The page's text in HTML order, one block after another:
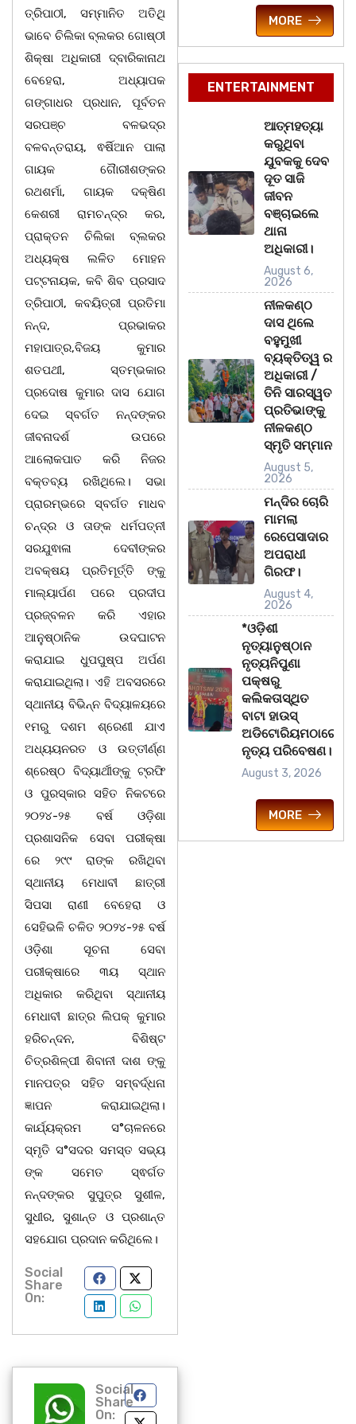
ତ୍ରିପାଠୀ, ସମ୍ମାନିତ ଅତିଥି
ଭାବେ ଚିଲିକା ବ୍ଲକର ଗୋଷ୍ଠୀ
ଶିକ୍ଷା ଅଧିକାରୀ ଦ୍ବାରିକାନାଥ
ବେହେରା, ଅଧ୍ୟାପକ
ଗଙ୍ଗାଧର ପ୍ରଧାନ, ପୂର୍ବତନ
ସରପଞ୍ଚ ବଳଭଦ୍ର
ବଳବନ୍ତରାୟ, ଵର୍ଷିଆନ ପାଲା
ଗାୟକ ଗୈାରୀଶଙ୍କର
ରଥଶର୍ମା, ଗାୟକ ଦକ୍ଷିଣ
କେଶରୀ ରାମଚନ୍ଦ୍ର କର,
ପ୍ରାକ୍ତନ ଚିଲିକା ବ୍ଲକର
ଅଧ୍ୟକ୍ଷ ଲଳିତ ମୋହନ
ପଟ୍ଟନାୟକ, କବି ଶିବ ପ୍ରସାଦ
ତ୍ରିପାଠୀ, କବୟିତ୍ରୀ ପ୍ରତିମା
ନନ୍ଦ, ପ୍ରଭାକର
ମହାପାତ୍ର,ବିଜୟ କୁମାର
ଶତପଥୀ, ସ୍ତମ୍ଭକାର
ପ୍ରଦୋଷ କୁମାର ଦାସ ଯୋଗ
ଦେଇ ସ୍ବର୍ଗତ ନନ୍ଦଙ୍କର
ଜୀବନାଦର୍ଶ ଉପରେ
ଆଲୋକପାତ କରି ନିଜର
ବକ୍ତବ୍ୟ ରଖିଥିଲେ। ସଭା
ପ୍ରାରମ୍ଭରେ ସ୍ବର୍ଗତ ମାଧବ
ଚନ୍ଦ୍ର ଓ ତାଙ୍କ ଧର୍ମପତ୍ନୀ
ସରଯୁଵାଳା ଦେବୀଙ୍କର
ଅବକ୍ଷୟ ପ୍ରତିମୂର୍ତ୍ତି ଙ୍କୁ
ମାଲ୍ୟାର୍ପଣ ପରେ ପ୍ରଦୀପ
ପ୍ରଜ୍ବଳନ କରି ଏହାର
ଆନୁଷ୍ଠାନିକ ଉଦଘାଟନ
କରାଯାଇ ଧୁପପୁଷ୍ପ ଅର୍ପଣ
କରାଯାଇଥିଲା। ଏହି ଅବସରରେ
ସ୍ଥାନୀୟ ବିଭିନ୍ନ ବିଦ୍ୟାଳୟରେ
୧ମରୁ ଦଶମ ଶ୍ରେଣୀ ଯାଏ
ଅଧ୍ୟୟନରତ ଓ ଉତ୍ତୀର୍ଣ୍ଣ
ଶ୍ରେଷ୍ଠ ବିଦ୍ୟାର୍ଥୀଙ୍କୁ ଟ୍ରଫି
ଓ ପୁରସ୍କାର ସହିତ ନିକଟରେ
୨୦୨୪-୨୫ ବର୍ଷ ଓଡ଼ିଶା
ପ୍ରଶାସନିକ ସେବା ପରୀକ୍ଷା
ରେ ୨୯୯ ରାଙ୍କ ରଖିଥିବା
ସ୍ଥାନୀୟ ମେଧାବୀ ଛାତ୍ରୀ
ସିପସା ରାଣୀ ବେହେରା ଓ
ସେହିଭଳି ଚଳିତ ୨୦୨୪-୨୫ ବର୍ଷ
ଓଡ଼ିଶା ସୂଚନା ସେବା
ପରୀକ୍ଷାରେ ୩ୟ ସ୍ଥାନ
ଅଧିକାର କରିଥିବା ସ୍ଥାନୀୟ
ମେଧାବୀ ଛାତ୍ର ଲିପକ୍ କୁମାର
ହରିଚନ୍ଦନ, ବିଶିଷ୍ଟ
ଚିତ୍ରଶିଳ୍ପୀ ଶିବାନୀ ଦାଶ ଙ୍କୁ
ମାନପତ୍ର ସହିତ ସମ୍ବର୍ଦ୍ଧନା
ଜ୍ଞାପନ କରାଯାଇଥିଲା।
କାର୍ଯ୍ୟକ୍ରମ ସ°ଚାଳନରେ
ସ୍ମୃତି ସ°ସଦର ସମସ୍ତ ସଭ୍ୟ
ଙ୍କ ସମେତ ସ୍ଵର୍ଗତ
ନନ୍ଦଙ୍କର ସୁପୁତ୍ର ସୁଶୀଳ,
ସୁଧୀର, ସୁଶାନ୍ତ ଓ ପ୍ରଶାନ୍ତ
ସହଯୋଗ ପ୍ରଦାନ କରିଥିଲେ।
Social
Share
On:
Social
Share
On:
MORE
ENTERTAINMENT
ଆତ୍ମହତ୍ୟା
କରୁଥିବା
ଯୁବକକୁ ଦେବ
ଦୂତ ସାଜି
ଜୀବନ
ବଞ୍ଚାଇଲେ
ଥାନା
ଅଧିକାରୀ।
August 6,
2026
ନୀଳକଣ୍ଠ
ଦାସ ଥିଲେ
ବହୁମୁଖୀ
ବ୍ୟକ୍ତିତ୍ୱ ର
ଅଧିକାରୀ /
ତିନି ସାରସ୍ୱତ
ପ୍ରତିଭାଙ୍କୁ
ନୀଳକଣ୍ଠ
ସ୍ମୃତି ସମ୍ମାନ
August 5,
2026
ମନ୍ଦିର ଚୋରି
ମାମଲା
ରେପେସାଦାର
ଅପରାଧୀ
ଗିରଫ।
August 4,
2026
*ଓଡ଼ିଶୀ
ନୃତ୍ୟାନୁଷ୍ଠାନ
ନୃତ୍ୟନିପୁଣା
ପକ୍ଷରୁ
କଲିକତାସ୍ଥିତ
ବାଟା ହାଉସ୍
ଅଡିଟୋରିୟମଠାରେ
ନୃତ୍ୟ ପରିବେଷଣ।
August 3, 2026
MORE